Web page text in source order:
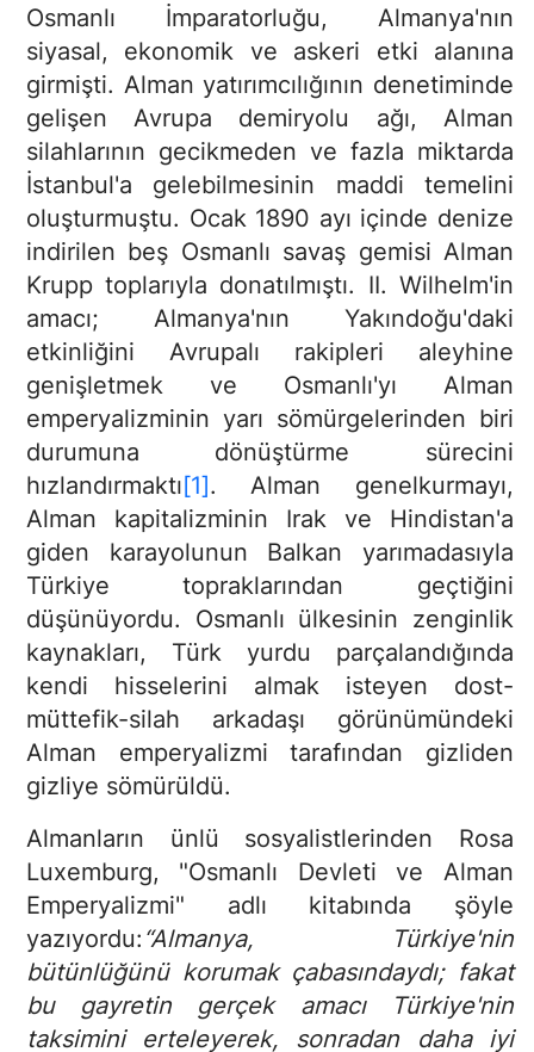
Osmanlı İmparatorluğu, Almanya'nın
siyasal, ekonomik ve askeri etki alanına
girmişti. Alman yatırımcılığının denetiminde
gelişen Avrupa demiryolu ağı, Alman
silahlarının gecikmeden ve fazla miktarda
İstanbul'a gelebilmesinin maddi temelini
oluşturmuştu. Ocak 1890 ayı içinde denize
indirilen beş Os­manlı savaş gemisi Alman
Krupp toplarıyla donatılmıştı. II. Wilhelm'in
amacı; Almanya'nın Yakındoğu'daki
etkinliğini Avrupalı rakipleri aleyhine
genişletmek ve Osmanlı'yı Alman
emperyalizminin yarı sömürgelerinden biri
durumuna dönüştürme sürecini
hızlandırmaktı[1]. Alman genelkurmayı,
Alman kapitalizminin Irak ve Hindistan'a
giden karayolunun Balkan yarımadasıyla
Türkiye topraklarından geçtiğini
düşünüyordu. Osmanlı ülkesinin zenginlik
kaynakları, Türk yurdu parçalandığında
kendi hisselerini almak isteyen dost-
müttefik-silah arkadaşı görünümündeki
Alman emperyalizmi tarafından gizliden
gizliye sömürüldü.
Almanların ünlü sosyalistlerinden Rosa
Luxemburg, "Osmanlı Devleti ve Alman
Emperyalizmi" adlı kitabında şöyle
yazıyordu: “Almanya, Türkiye'nin
bütünlüğünü korumak çabasındaydı; fakat
bu gayretin gerçek amacı Türkiye'nin
taksimini erteleyerek, sonradan daha iyi